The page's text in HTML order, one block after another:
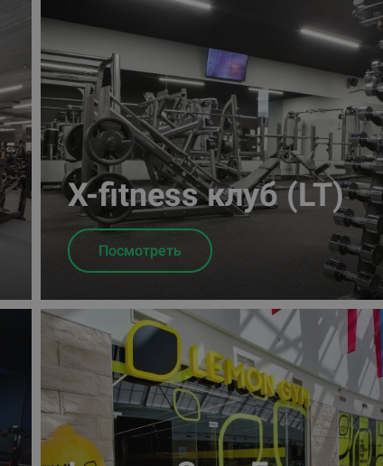
X-fitness клуб (LT)
Посмотреть